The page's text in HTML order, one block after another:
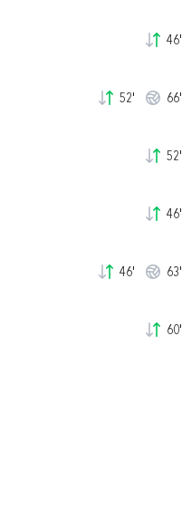
46'
52' 66'
52'
46'
46' 63'
60'